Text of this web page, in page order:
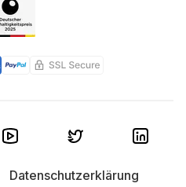
Datenschutzerklärung